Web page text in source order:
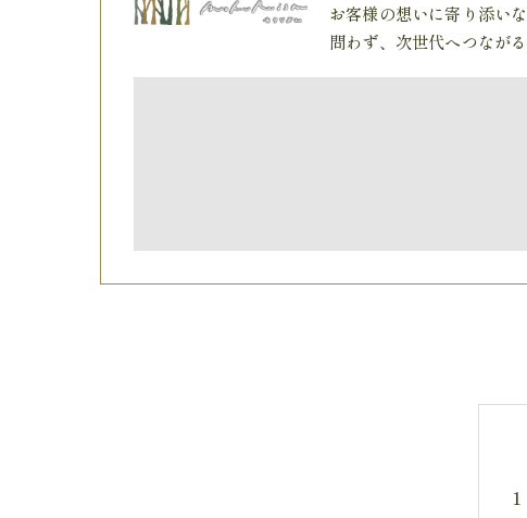
お客様の想いに寄り添い
問わず、次世代へつなが